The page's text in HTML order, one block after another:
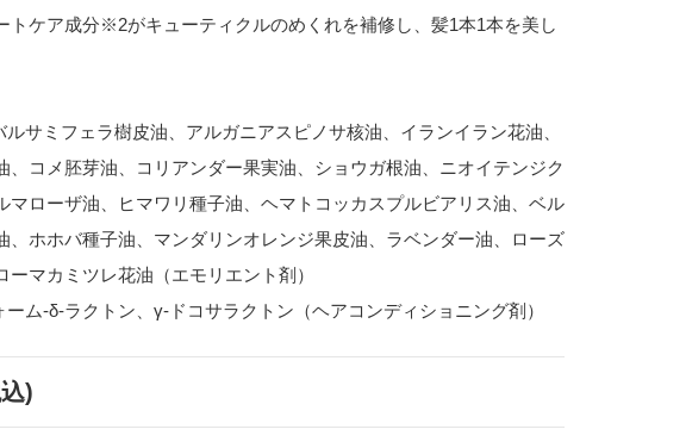
トケア成分※2がキューティクルのめくれを補修し、髪1本1本を美し
サミフェラ樹皮油、アルガニアスピノサ核油、イランイラン花油、
、コメ胚芽油、コリアンダー果実油、ショウガ根油、ニオイテンジク
マローザ油、ヒマワリ種子油、ヘマトコッカスプルビアリス油、ベル
、ホホバ種子油、マンダリンオレンジ果皮油、ラベンダー油、ローズ
ーマカミツレ花油（エモリエント剤）
ム-δ-ラクトン、γ-ドコサラクトン（ヘアコンディショニング剤）
)